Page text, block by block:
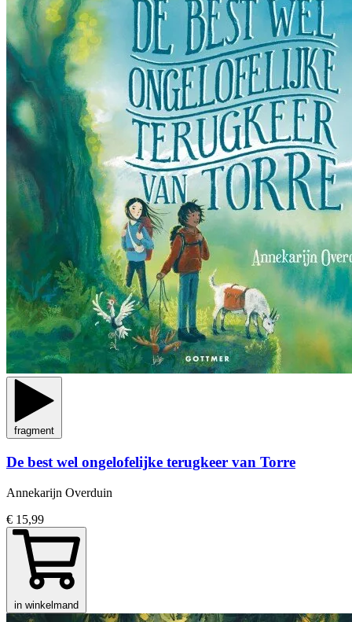
fragment
De best wel ongelofelijke terugkeer van Torre
Annekarijn Overduin
€ 15,99
in winkelmand